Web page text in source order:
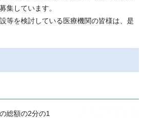
集しています。
等を検討している医療機関の皆様は、是
総額の2分の1